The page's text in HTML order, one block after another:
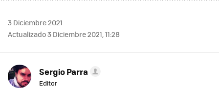
3 Diciembre 2021
Actualizado 3 Diciembre 2021, 11:28
Sergio Parra
Editor